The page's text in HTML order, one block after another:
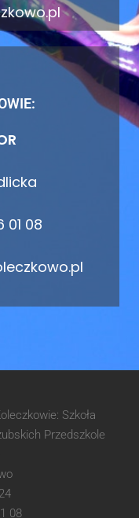
08
Szkoła
Przedszkole
08